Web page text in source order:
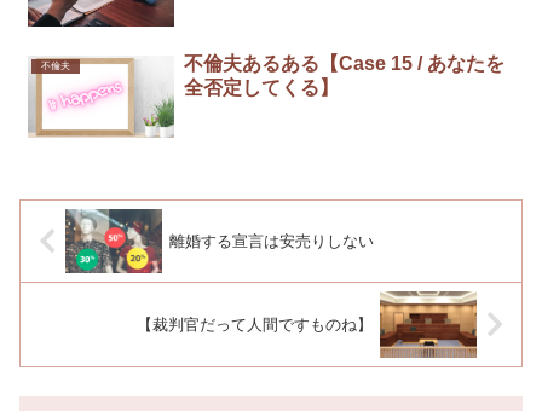
不倫夫
不倫夫あるある【Case 15 / あなたを
全否定してくる】
離婚する宣言は安売りしない￼
【裁判官だって人間ですものね】